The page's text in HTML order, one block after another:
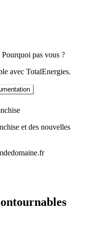
pas vous ?
avec TotalEnergies.
et des nouvelles